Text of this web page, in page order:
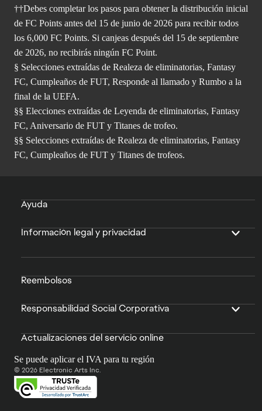
††Debes completar los pasos para obtener la distribución inicial
de FC Points antes del 15 de junio de 2026 para recibir todos
los 6,000 FC Points. Si canjeas después del 15 de septiembre
de 2026, no recibirás ningún FC Point.
§ Selecciones extraídas de Realeza de eliminatorias, Fantasy
FC, Cumpleaños de FUT, Responde al llamado y Rumbo a la
final de la UEFA.
§§ Elecciones extraídas de Leyenda de eliminatorias, Fantasy
FC, Aniversario de FUT y Titanes de trofeo.
§§ Selecciones extraídas de Realeza de eliminatorias, Fantasy
FC, Cumpleaños de FUT y Titanes de trofeos.
Ayuda
Información legal y privacidad
Reembolsos
Responsabilidad Social Corporativa
Actualizaciones del servicio online
Se puede aplicar el IVA para tu región
© 2026 Electronic Arts Inc.